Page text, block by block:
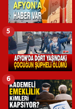
5
6